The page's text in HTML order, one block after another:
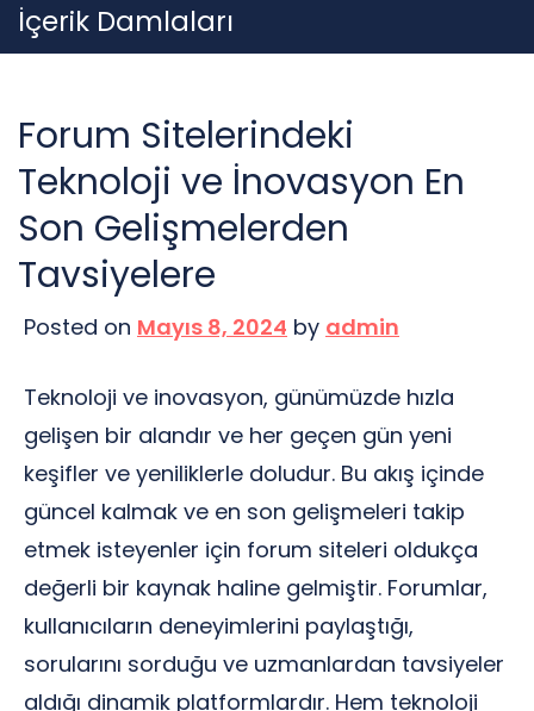
Skip
to
İçerik Damlaları
Forum Sitelerindeki
Teknoloji ve İnovasyon En
Son Gelişmelerden
Tavsiyelere
Posted on Mayıs 8, 2024 by admin
Teknoloji ve inovasyon, günümüzde hızla
gelişen bir alandır ve her geçen gün yeni
keşifler ve yeniliklerle doludur. Bu akış içinde
güncel kalmak ve en son gelişmeleri takip
etmek isteyenler için forum siteleri oldukça
değerli bir kaynak haline gelmiştir. Forumlar,
kullanıcıların deneyimlerini paylaştığı,
sorularını sorduğu ve uzmanlardan tavsiyeler
aldığı dinamik platformlardır. Hem teknoloji